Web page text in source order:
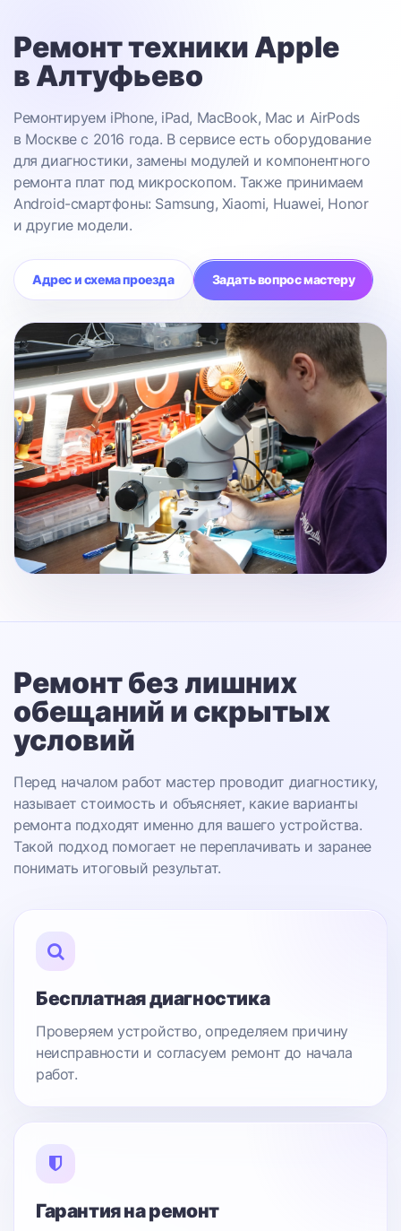
Ремонт техники Apple
в Алтуфьево
Ремонтируем iPhone, iPad, MacBook, Mac и AirPods
в Москве с 2016 года. В сервисе есть оборудование
для диагностики, замены модулей и компонентного
ремонта плат под микроскопом. Также принимаем
Android-смартфоны: Samsung, Xiaomi, Huawei, Honor
и другие модели.
Адрес и схема проезда Задать вопрос мастеру
Ремонт без лишних
обещаний и скрытых
условий
Перед началом работ мастер проводит диагностику,
называет стоимость и объясняет, какие варианты
ремонта подходят именно для вашего устройства.
Такой подход помогает не переплачивать и заранее
понимать итоговый результат.
Бесплатная диагностика
Проверяем устройство, определяем причину
неисправности и согласуем ремонт до начала
работ.
Гарантия на ремонт